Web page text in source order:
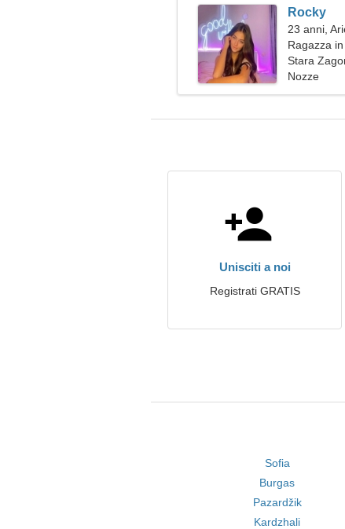
Rocky
23 anni,
Ragazza
Stara
Nozze
Unisciti a noi
Registrati GRATIS
Sofia
Burgas
Pazardžik
Kardzhali